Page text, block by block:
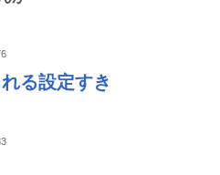
る設定すき